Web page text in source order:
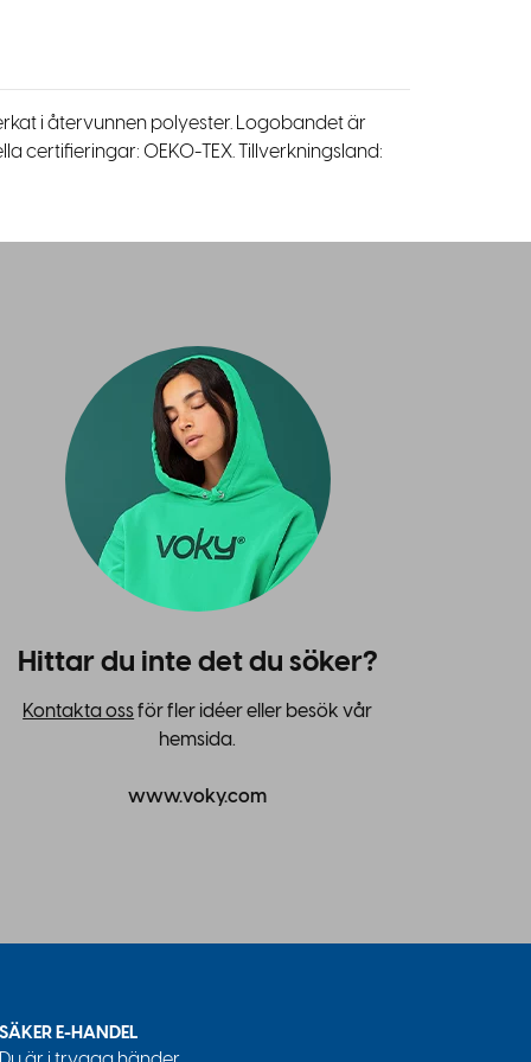
i återvunnen polyester. Logobandet är
certifieringar: OEKO-TEX. Tillverkningsland:
Hittar du inte det du söker?
Kontakta ossför fler idéer eller besök vår
hemsida.
www.voky.com
SÄKER E-HANDEL